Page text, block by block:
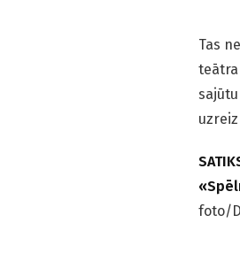
Tas
teātra
foto/